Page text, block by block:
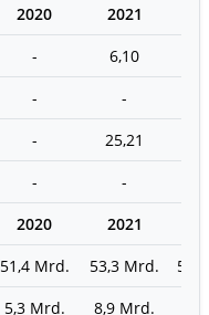
2020 2021
- 6,10
- -
- 25,21
- -
2020 2021
51,4 Mrd. 53,3 Mrd.
5,3 Mrd. 8,9 Mrd.